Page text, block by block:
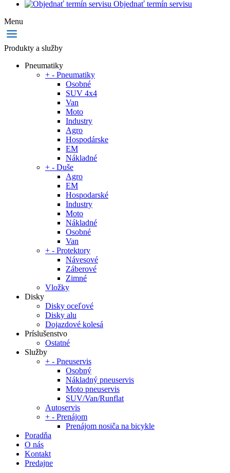
Objednať termín servisu
Menu
Produkty a služby
Pneumatiky
+ - Pneumatiky
Osobné
SUV 4x4
Van
Moto
Industry
Agro
Hospodárske
EM
Nákladné
+ - Duše
Agro
EM
Hospodarské
Industry
Moto
Nákladné
Osobné
Van
+ - Protektory
Návesové
Záberové
Zimné
Vložky
Disky
Disky oceľové
Disky alu
Dojazdové kolesá
Príslušenstvo
Ostatné
Služby
+ - Pneuservis
Osobný
Nákladný pneuservis
Moto pneuservis
SUV/Van/Runflat
Autoservis
+ - Prenájom
Prenájom nosiča na bicykle
Poradňa
O nás
Kontakt
Predajne